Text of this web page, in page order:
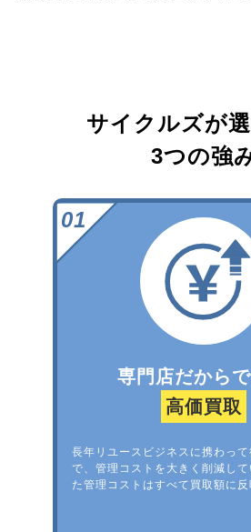
サイクルズが
3つの強
専門店だから
高価買取
長年リユースビジネスに携わっ
で、管理コストを大きく削減し
た管理コストはすべて買取額に反